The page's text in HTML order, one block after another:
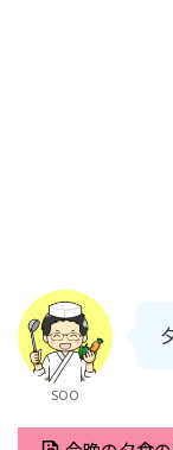
SOO